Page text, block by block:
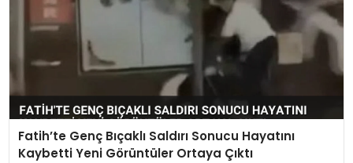
Fatih’te Genç Bıçaklı Saldırı Sonucu Hayatını
Kaybetti Yeni Görüntüler Ortaya Çıktı